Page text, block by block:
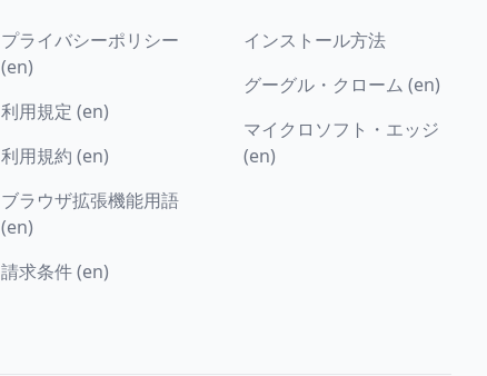
プライバシーポリシー
(en)
利用規定 (en)
利用規約 (en)
ブラウザ拡張機能用語
(en)
請求条件 (en)
インストール方法
グーグル・クローム (en)
マイクロソフト・エッジ
(en)